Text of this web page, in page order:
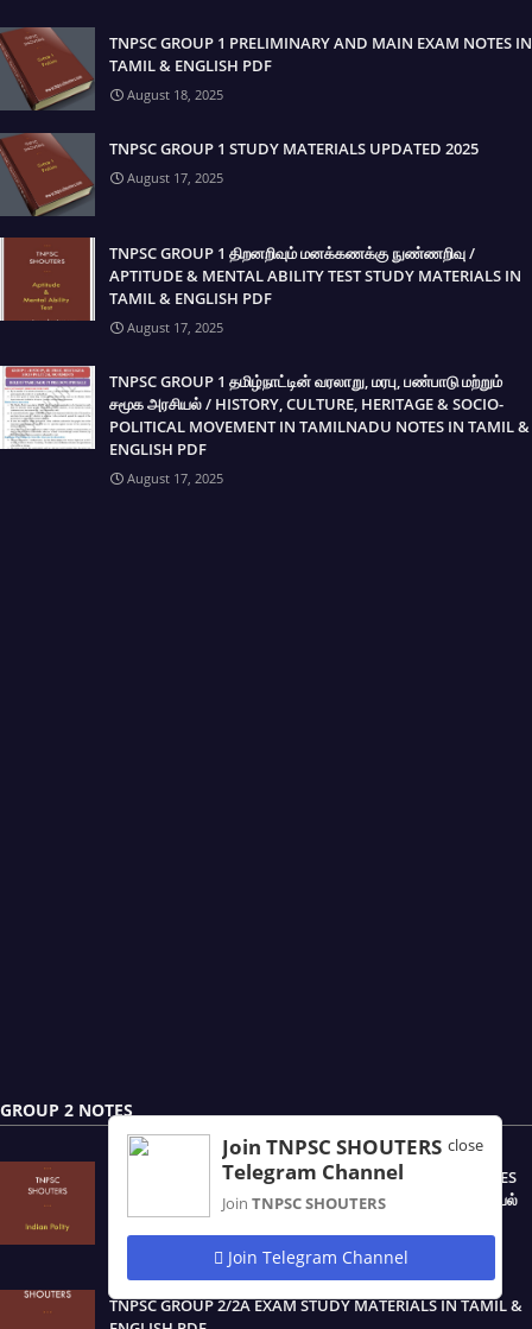
TNPSC GROUP 1 PRELIMINARY AND MAIN EXAM NOTES IN
TAMIL & ENGLISH PDF
August 18, 2025
TNPSC GROUP 1 STUDY MATERIALS UPDATED 2025
August 17, 2025
TNPSC GROUP 1 திறனறிவும் மனக்கணக்கு நுண்ணறிவு /
APTITUDE & MENTAL ABILITY TEST STUDY MATERIALS IN
TAMIL & ENGLISH PDF
August 17, 2025
TNPSC GROUP 1 தமிழ்நாட்டின் வரலாறு, மரபு, பண்பாடு மற்றும்
சமூக அரசியல் / HISTORY, CULTURE, HERITAGE & SOCIO-
POLITICAL MOVEMENT IN TAMILNADU NOTES IN TAMIL &
ENGLISH PDF
August 17, 2025
GROUP 2 NOTES
TNPSC PRELIMINARY EXAM OF GROUP - 2 & 2A SERVICES
(CSSE - II) POLITICAL SCIENCE / POLITY / இந்திய ஆட்சியியல்
NOTES IN TAMIL & ENGLISH PDF
August 20, 2025
TNPSC GROUP 2/2A EXAM STUDY MATERIALS IN TAMIL &
close
Join TNPSC SHOUTERS
Telegram Channel
Join TNPSC SHOUTERS
Join Telegram Channel